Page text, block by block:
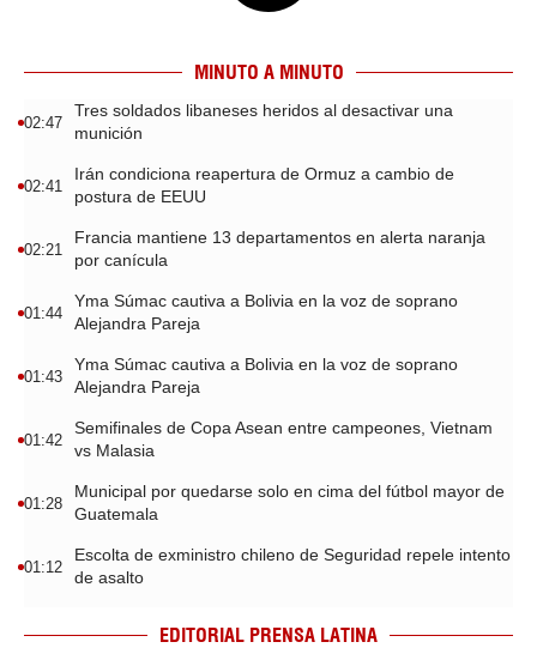
MINUTO A MINUTO
02:47
Tres soldados libaneses heridos al desactivar una
munición
02:41
Irán condiciona reapertura de Ormuz a cambio de
postura de EEUU
02:21
Francia mantiene 13 departamentos en alerta naranja
por canícula
01:44
Yma Súmac cautiva a Bolivia en la voz de soprano
Alejandra Pareja
01:43
Yma Súmac cautiva a Bolivia en la voz de soprano
Alejandra Pareja
01:42
Semifinales de Copa Asean entre campeones, Vietnam
vs Malasia
01:28
Municipal por quedarse solo en cima del fútbol mayor de
Guatemala
01:12
Escolta de exministro chileno de Seguridad repele intento
de asalto
EDITORIAL PRENSA LATINA